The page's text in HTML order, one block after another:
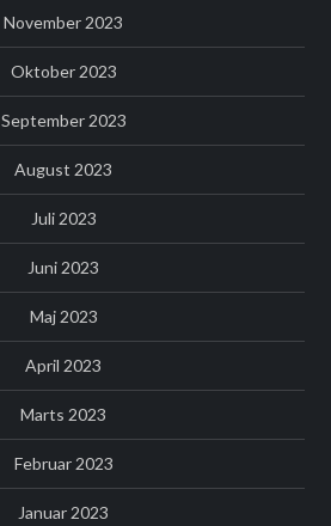
November 2023
Oktober 2023
September 2023
August 2023
Juli 2023
Juni 2023
Maj 2023
April 2023
Marts 2023
Februar 2023
Januar 2023